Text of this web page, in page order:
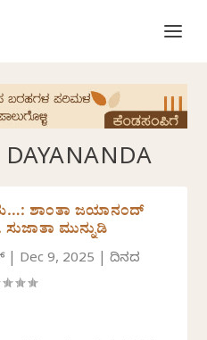
ಶಾಂತಾ ಜಯಾನಂದ್
ಮುನ್ನುಡಿ
| Dec 9, 2025 |ದಿನದ